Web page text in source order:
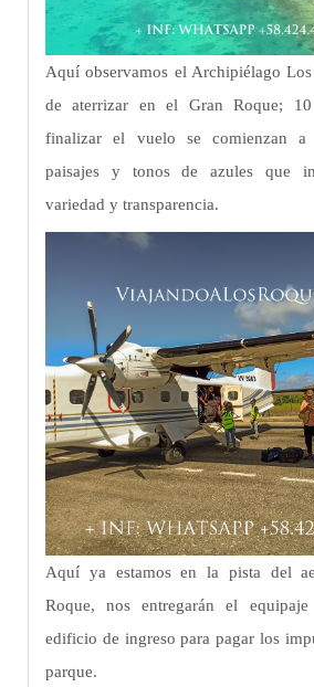
Aquí observamos el Archipiélago
de aterrizar en el Gran Roque;
finalizar el vuelo se comienzan a
paisajes y tonos de azules que
variedad y transparencia.
Aquí ya estamos en la pista del
Roque, nos entregarán el
edificio de ingreso para pagar los
parque.